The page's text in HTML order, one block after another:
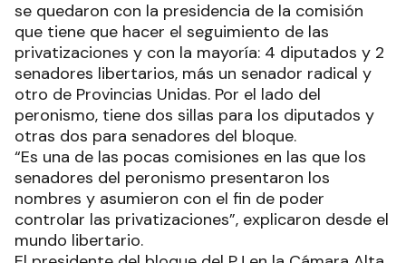
se quedaron con la presidencia de la comisión
que tiene que hacer el seguimiento de las
privatizaciones y con la mayoría: 4 diputados y 2
senadores libertarios, más un senador radical y
otro de Provincias Unidas. Por el lado del
peronismo, tiene dos sillas para los diputados y
otras dos para senadores del bloque.
“Es una de las pocas comisiones en las que los
senadores del peronismo presentaron los
nombres y asumieron con el fin de poder
controlar las privatizaciones”, explicaron desde el
mundo libertario.